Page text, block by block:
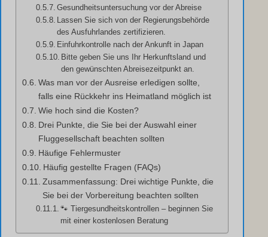
Gesundheitsuntersuchung vor der Abreise
Lassen Sie sich von der Regierungsbehörde
des Ausfuhrlandes zertifizieren.
Einfuhrkontrolle nach der Ankunft in Japan
Bitte geben Sie uns Ihr Herkunftsland und
den gewünschten Abreisezeitpunkt an.
Was man vor der Ausreise erledigen sollte,
falls eine Rückkehr ins Heimatland möglich ist
Wie hoch sind die Kosten?
Drei Punkte, die Sie bei der Auswahl einer
Fluggesellschaft beachten sollten
Häufige Fehlermuster
Häufig gestellte Fragen (FAQs)
Zusammenfassung: Drei wichtige Punkte, die
Sie bei der Vorbereitung beachten sollten
🐾 Tiergesundheitskontrollen – beginnen Sie
mit einer kostenlosen Beratung